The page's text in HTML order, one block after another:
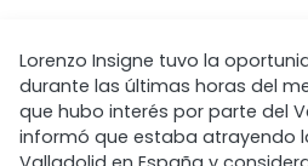
Lorenzo Insigne tuvo la
durante las últimas horas del
que hubo interés por parte del
informó que estaba atrayendo